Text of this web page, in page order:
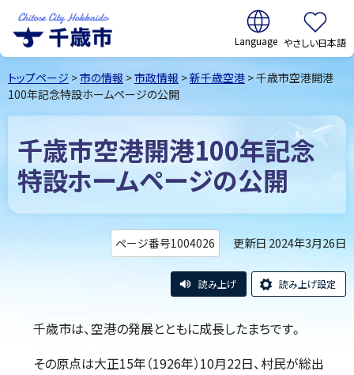
千歳市Chitose
City Hokkaido
翻訳:
やさしい日本語
トップページ >市の情報 >市政情報 >新千歳空港 > 千歳市空港開港
100年記念特設ホームページの公開
千歳市空港開港100年記念
特設ホームページの公開
ページ番号1004026 更新日 2024年3月26日
読み上げ 読み上げ設定
千歳市は、空港の発展とともに成長したまちです。
その原点は大正15年（1926年）10月22日、村民が総出